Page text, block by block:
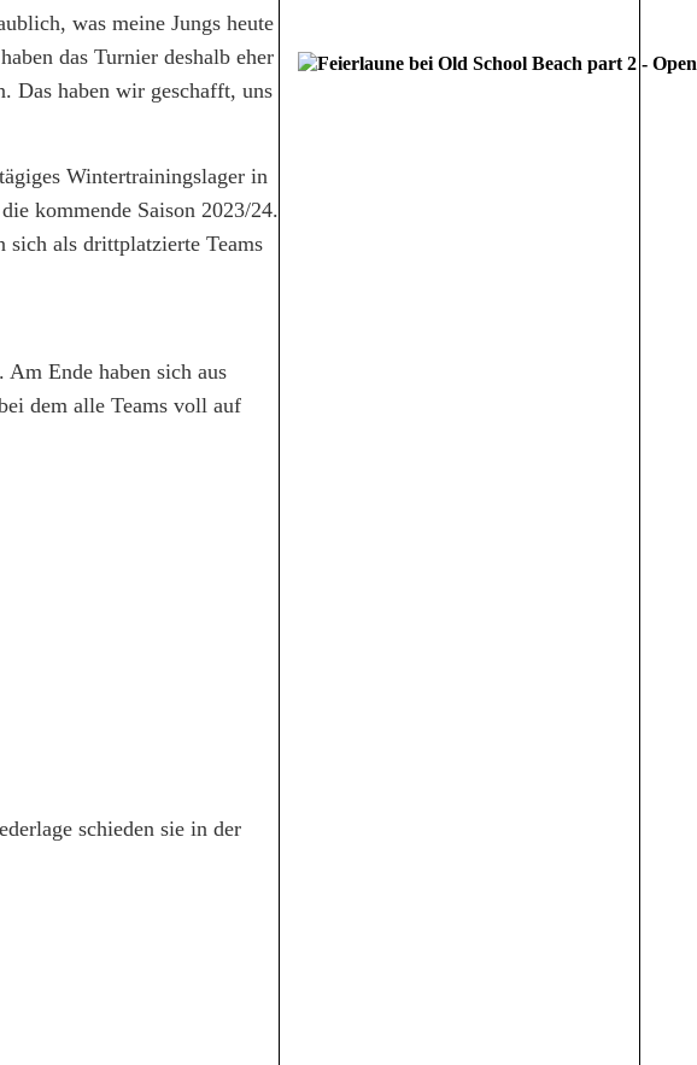
was meine Jungs heute
das Turnier deshalb eher
Das haben wir geschafft, uns
Wintertrainingslager in
kommende Saison 2023/24.
sich als drittplatzierte Teams
Ende haben sich aus
dem alle Teams voll auf
schieden sie in der